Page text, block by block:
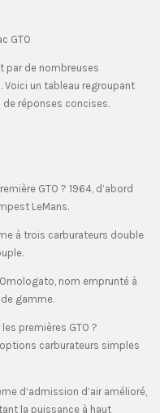
GTO
par de nombreuses
un tableau regroupant
réponses concises.
GTO ? 1964, d’abord
LeMans.
à trois carburateurs double
Omologato, nom emprunté à
gamme.
premières GTO ?
carburateurs simples
d’admission d’air amélioré,
la puissance à haut